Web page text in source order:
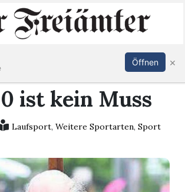
Abonnieren Anmelden
ist kein Muss
Laufsport,Weitere Sportarten,Sport
Öffnen ×